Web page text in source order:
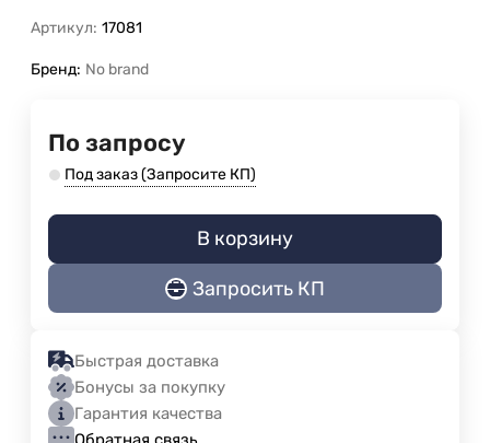
Артикул: 17081
Бренд: No brand
По запросу
Под заказ (Запросите КП)
В корзину
Запросить КП
Быстрая доставка
Бонусы за покупку
Гарантия качества